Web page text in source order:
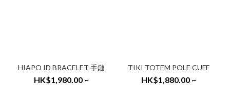
HIAPO ID BRACELET 手鏈
HK$1,980.00 ~
TIKI TOTEM POLE CUFF
HK$1,880.00 ~